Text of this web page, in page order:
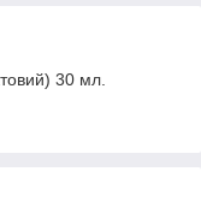
30 мл.